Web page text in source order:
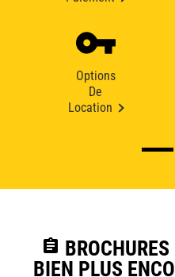
Options
De
Location
assignment
BIEN PLUS